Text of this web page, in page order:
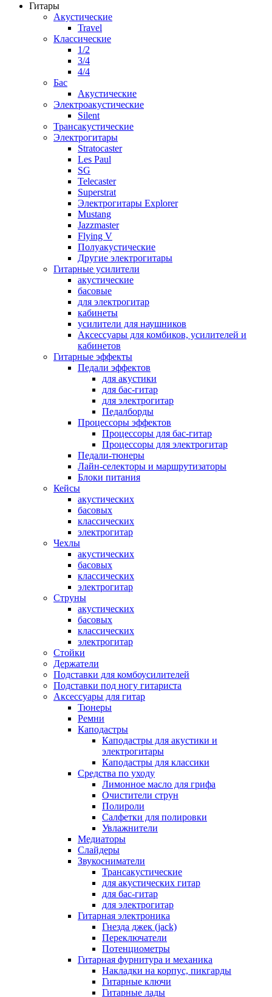
Гитары
Акустические
Travel
Классические
1/2
3/4
4/4
Бас
Акустические
Электроакустические
Silent
Трансакустические
Электрогитары
Stratocaster
Les Paul
SG
Telecaster
Superstrat
Электрогитары Explorer
Mustang
Jazzmaster
Flying V
Полуакустические
Другие электрогитары
Гитарные усилители
акустические
басовые
для электрогитар
кабинеты
усилители для наушников
Аксессуары для комбиков, усилителей и
кабинетов
Гитарные эффекты
Педали эффектов
для акустики
для бас-гитар
для электрогитар
Педалборды
Процессоры эффектов
Процессоры для бас-гитар
Процессоры для электрогитар
Педали-тюнеры
Лайн-селекторы и маршрутизаторы
Блоки питания
Кейсы
акустических
басовых
классических
электрогитар
Чехлы
акустических
басовых
классических
электрогитар
Струны
акустических
басовых
классических
электрогитар
Стойки
Держатели
Подставки для комбоусилителей
Подставки под ногу гитариста
Аксессуары для гитар
Тюнеры
Ремни
Каподастры
Каподастры для акустики и
электрогитары
Каподастры для классики
Средства по уходу
Лимонное масло для грифа
Очистители струн
Полироли
Салфетки для полировки
Увлажнители
Медиаторы
Слайдеры
Звукосниматели
Трансакустические
для акустических гитар
для бас-гитар
для электрогитар
Гитарная электроника
Гнезда джек (jack)
Переключатели
Потенциометры
Гитарная фурнитура и механика
Накладки на корпус, пикгарды
Гитарные ключи
Гитарные лады